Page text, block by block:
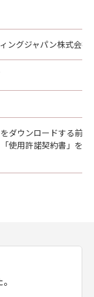
る外国政府
「本ソフト
または間接
エア」を
下記(2)また
続します。
及びその複
とにより、
。
いずれかの条
終了させる
の終了後直
とします。
ングジャパン株式会社
ダウンロードする前
使用許諾契約書」を